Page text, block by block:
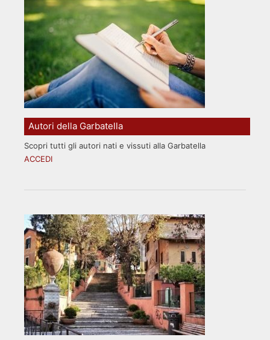
Autori della Garbatella
Scopri tutti gli autori nati e vissuti alla Garbatella
ACCEDI